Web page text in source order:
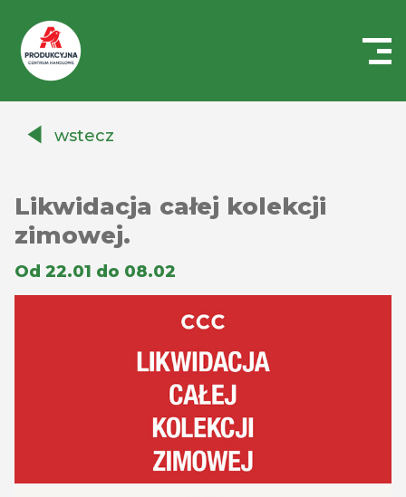
Auchanwstecz
Likwidacja całej kolekcji
zimowej.
Od 22.01 do 08.02